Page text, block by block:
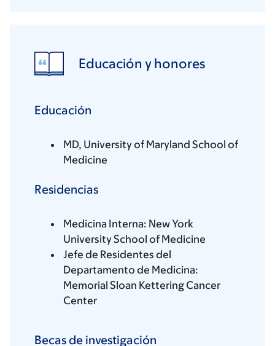
Educación y honores
Educación
MD, University of Maryland School of
Medicine
Residencias
Medicina Interna: New York
University School of Medicine
Jefe de Residentes del
Departamento de Medicina:
Memorial Sloan Kettering Cancer
Center
Becas de investigación